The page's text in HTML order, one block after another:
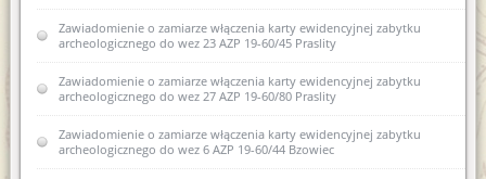
Zawiadomienie o zamiarze włączenia karty ewidencyjnej zabytku
archeologicznego do wez 23 AZP 19-60/45 Praslity
Zawiadomienie o zamiarze włączenia karty ewidencyjnej zabytku
archeologicznego do wez 27 AZP 19-60/80 Praslity
Zawiadomienie o zamiarze włączenia karty ewidencyjnej zabytku
archeologicznego do wez 6 AZP 19-60/44 Bzowiec